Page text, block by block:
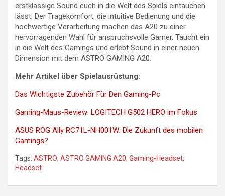
erstklassige Sound euch in die Welt des Spiels eintauchen
lässt. Der Tragekomfort, die intuitive Bedienung und die
hochwertige Verarbeitung machen das A20 zu einer
hervorragenden Wahl für anspruchsvolle Gamer. Taucht ein
in die Welt des Gamings und erlebt Sound in einer neuen
Dimension mit dem ASTRO GAMING A20.
Mehr Artikel über Spielausrüstung:
Das Wichtigste Zubehör Für Den Gaming-Pc
Gaming-Maus-Review: LOGITECH G502 HERO im Fokus
ASUS ROG Ally RC71L-NH001W: Die Zukunft des mobilen
Gamings?
Tags: ASTRO, ASTRO GAMING A20, Gaming-Headset,
Headset